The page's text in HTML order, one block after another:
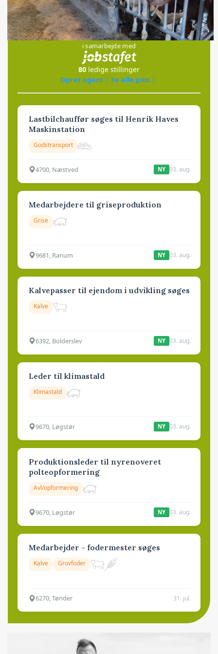
Jobs
i samarbejde med
80 ledige stillinger
Opret agent
Se alle jobs
Lastbilchauffør søges til Henrik Haves
Maskinstation
Godstransport
4700, Næstved NY 03. aug.
Medarbejdere til griseproduktion
Grise
9681, Ranum NY 03. aug.
Kalvepasser til ejendom i udvikling søges
Kalve
6392, Bolderslev NY 03. aug.
Leder til klimastald
Klimastald
9670, Løgstør NY 03. aug.
Produktionsleder til nyrenoveret
polteopformering
Avl/opformering
9670, Løgstør NY 03. aug.
Medarbejder - fodermester søges
Kalve Grovfoder
6270, Tønder 31. jul.